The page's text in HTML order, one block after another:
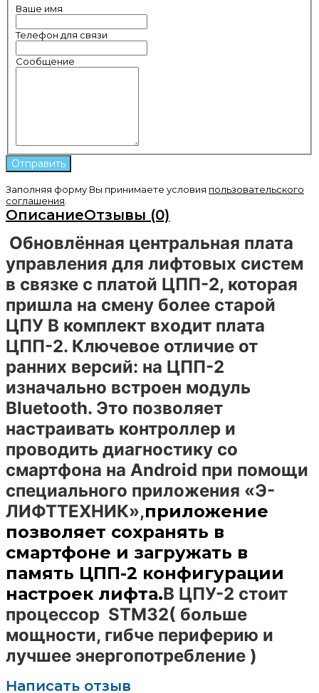
Ваше имя
Телефон для связи
Сообщение
Заполняя форму Вы принимаете условия пользовательского
соглашения
ОписаниеОтзывы (0)
Обновлённая центральная плата
управления для лифтовых систем
в связке с платой ЦПП-2, которая
пришла на смену более старой
ЦПУ В комплект входит плата
ЦПП-2. Ключевое отличие от
ранних версий: на ЦПП-2
изначально встроен модуль
Bluetooth. Это позволяет
настраивать контроллер и
проводить диагностику со
смартфона на Android при помощи
специального приложения «Э-
ЛИФТТЕХНИК»,приложение
позволяет сохранять в
смартфоне и загружать в
память ЦПП-2 конфигурации
настроек лифта.В ЦПУ-2 стоит
процессор STM32( больше
мощности, гибче периферию и
лучшее энергопотребление )
Написать отзыв